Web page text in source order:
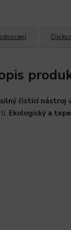
čisticí nástroj
Ekologický a